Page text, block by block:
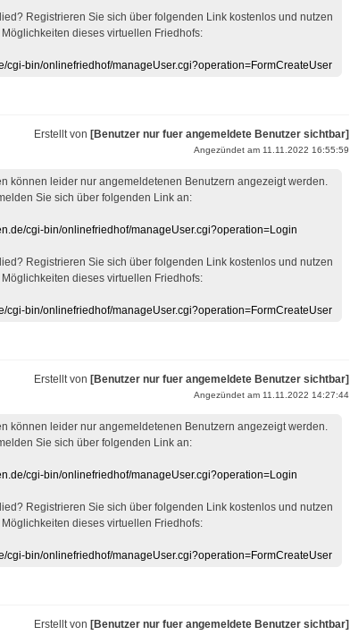
Registrieren Sie sich über folgenden Link kostenlos und nutzen
dieses virtuellen Friedhofs:
cgi-bin/onlinefriedhof/manageUser.cgi?operation=FormCreateUser
Erstellt von [Benutzer nur fuer angemeldete Benutzer sichtbar]
Angezündet am 11.11.2022 16:55:59
können leider nur angemeldetenen Benutzern angezeigt werden.
Sie sich über folgenden Link an:
cgi-bin/onlinefriedhof/manageUser.cgi?operation=Login
Registrieren Sie sich über folgenden Link kostenlos und nutzen
dieses virtuellen Friedhofs:
cgi-bin/onlinefriedhof/manageUser.cgi?operation=FormCreateUser
Erstellt von [Benutzer nur fuer angemeldete Benutzer sichtbar]
Angezündet am 11.11.2022 14:27:44
können leider nur angemeldetenen Benutzern angezeigt werden.
Sie sich über folgenden Link an:
cgi-bin/onlinefriedhof/manageUser.cgi?operation=Login
Registrieren Sie sich über folgenden Link kostenlos und nutzen
dieses virtuellen Friedhofs:
cgi-bin/onlinefriedhof/manageUser.cgi?operation=FormCreateUser
Erstellt von [Benutzer nur fuer angemeldete Benutzer sichtbar]